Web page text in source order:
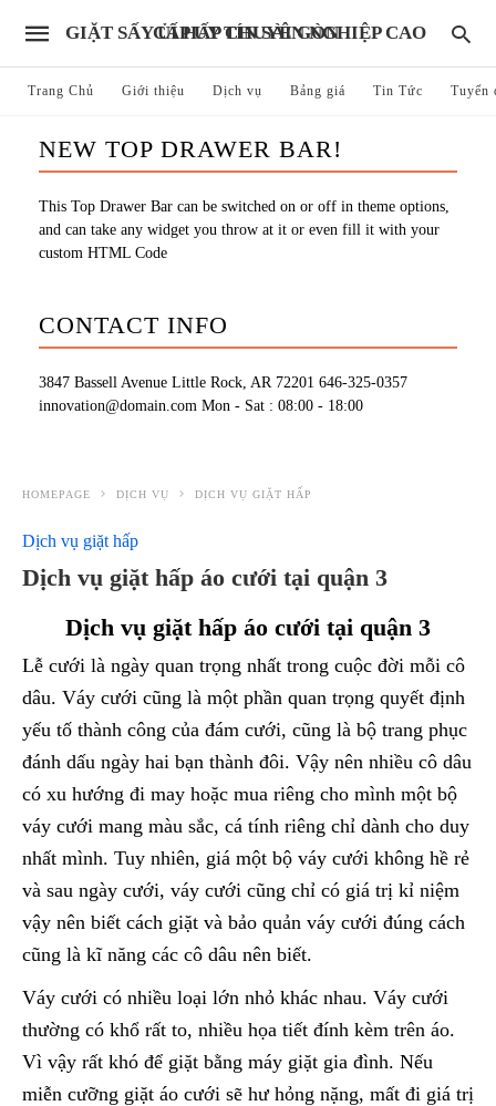
GIẶT SẤY ỦI HẤP CHUYÊN NGHIỆP CAO CẤP UY TÍN SÀI GÒN
Trang Chủ Giới thiệu Dịch vụ Bảng giá Tin Tức Tuyển
NEW TOP DRAWER BAR!
This Top Drawer Bar can be switched on or off in theme options,
and can take any widget you throw at it or even fill it with your
custom HTML Code
CONTACT INFO
3847 Bassell Avenue Little Rock, AR 72201 646-325-0357
innovation@domain.com Mon - Sat : 08:00 - 18:00
HOMEPAGE DỊCH VỤ DỊCH VỤ GIẶT HẤP
Dịch vụ giặt hấp
Dịch vụ giặt hấp áo cưới tại quận 3
Dịch vụ giặt hấp áo cưới tại quận 3
Lễ cưới là ngày quan trọng nhất trong cuộc đời mỗi cô
dâu. Váy cưới cũng là một phần quan trọng quyết định
yếu tố thành công của đám cưới, cũng là bộ trang phục
đánh dấu ngày hai bạn thành đôi. Vậy nên nhiều cô dâu
có xu hướng đi may hoặc mua riêng cho mình một bộ
váy cưới mang màu sắc, cá tính riêng chỉ dành cho duy
nhất mình. Tuy nhiên, giá một bộ váy cưới không hề rẻ
và sau ngày cưới, váy cưới cũng chỉ có giá trị kỉ niệm
vậy nên biết cách giặt và bảo quản váy cưới đúng cách
cũng là kĩ năng các cô dâu nên biết.
Váy cưới có nhiều loại lớn nhỏ khác nhau. Váy cưới
thường có khổ rất to, nhiều họa tiết đính kèm trên áo.
Vì vậy rất khó để giặt bằng máy giặt gia đình. Nếu
miễn cưỡng giặt áo cưới sẽ hư hỏng nặng, mất đi giá trị